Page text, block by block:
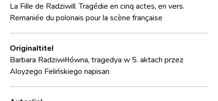
Forschungsgruppe
La Fille de Radziwill. Tragédie en cinq actes, en vers.
Remaniée du polonais pour la scène française
Originaltitel
Barbara Radziwiłłówna, tragedya w 5. aktach przez
Aloyzego Felińskiego napisan